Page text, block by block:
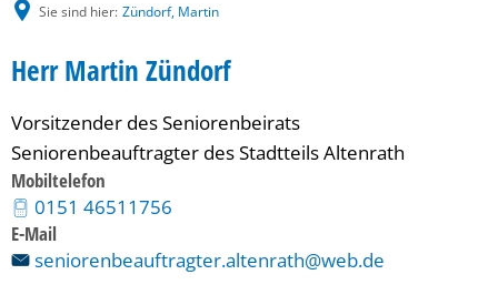
Sie sind hier: Zündorf, Martin
Herr Martin Zündorf
Vorsitzender des Seniorenbeirats
Seniorenbeauftragter des Stadtteils Altenrath
Mobiltelefon
0151 46511756
E-Mail
seniorenbeauftragter.altenrath@web.de